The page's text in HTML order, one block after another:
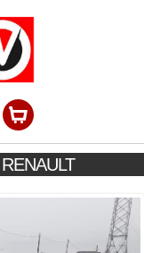
RENAULT